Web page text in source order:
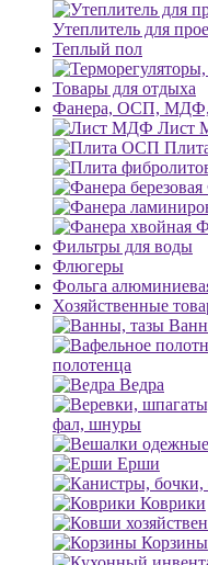
Утеплитель для
Теплый пол
Товары для отдыха
Фанера, ОСП,
Лист
Фильтры для воды
Флюгеры
Фольга
Хозяйственные
полотенца
Ведра
фал, шнуры
Ерши
Коврики
Корзины